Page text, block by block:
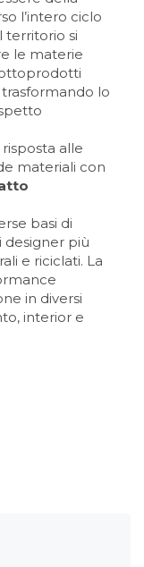
l’intero ciclo
territorio si
le materie
lo
alle
materiali con
basi di
più
e riciclati. La
in diversi
interior e